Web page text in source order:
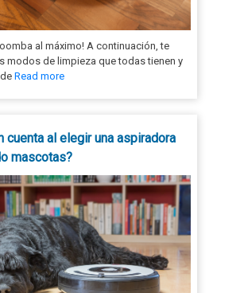
al máximo! A continuación, te
modos de limpieza que todas tienen y
Read more
cuenta al elegir una aspiradora
mascotas?